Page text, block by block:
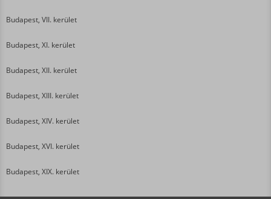
Budapest, VII. kerület
Budapest, XI. kerület
Budapest, XII. kerület
Budapest, XIII. kerület
Budapest, XIV. kerület
Budapest, XVI. kerület
Budapest, XIX. kerület